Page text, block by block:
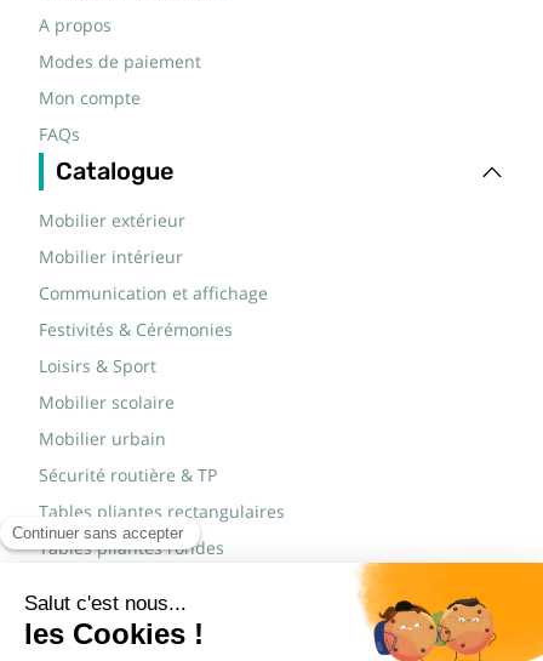
A propos
Modes de paiement
Mon compte
FAQs
Catalogue
Mobilier extérieur
Mobilier intérieur
Communication et affichage
Festivités & Cérémonies
Loisirs & Sport
Mobilier scolaire
Mobilier urbain
Sécurité routière & TP
Tables pliantes rectangulaires
Tables pliantes rondes
Marques